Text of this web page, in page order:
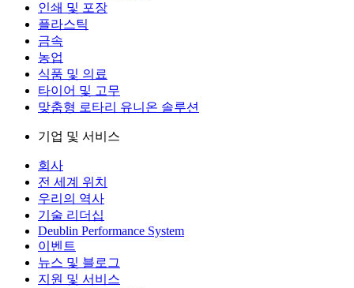
인쇄 및 포장
플라스틱
금속
농업
식품 및 의료
타이어 및 고무
맞춤형 로타리 유니온 솔루션
기업 및 서비스
회사
전 세계 위치
우리의 역사
기술 리더십
Deublin Performance System
이벤트
뉴스 및 블로그
지원 및 서비스